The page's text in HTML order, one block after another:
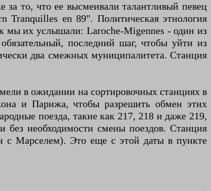
то, что ее высмеивали талантливый певец
en 89". Политическая этнология
мы их услышали: Laroche-Migennes - один из
последний шаг, чтобы уйти из
два смежных муниципалитета. Станция
в ожидании на сортировочных станциях в
и Парижа, чтобы разрешить обмен этих
поезда, такие как 217, 218 и даже 219,
необходимости смены поездов. Станция
с Марселем). Это еще с этой даты в пункте